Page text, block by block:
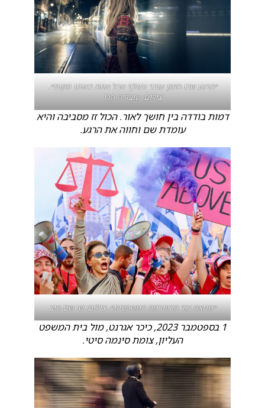
״הרגע שבו הזמן עובר וחולף אבל אתה באותו מקום״.
צילום: עובדיה הרו
דמות בודדה בין חושך לאור. הכול זז מסביבה והיא
עומדת שם וחווה את הרגע.
״מחאה נגד הרפורמה המשפטית״. צילום: שי שם טוב
1 בספטמבר 2023, כיכר אגרנט, מול בית המשפט
העליון, צומת סינמה סיטי.